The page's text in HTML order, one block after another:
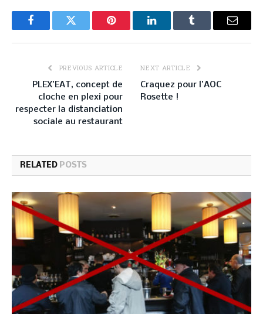
FacebookTwitter Pinterest LinkedInTumblr Email
PREVIOUS ARTICLE
PLEX’EAT, concept de
cloche en plexi pour
respecter la distanciation
sociale au restaurant
NEXT ARTICLE
Craquez pour l’AOC
Rosette !
RELATED POSTS